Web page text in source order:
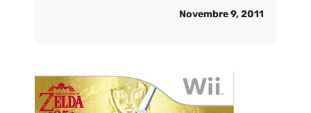
Novembre 9, 2011